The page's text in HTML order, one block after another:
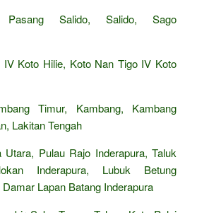
Salido, Salido, Sago
Koto Hilie, Koto Nan Tigo IV Koto
Timur, Kambang, Kambang
Lakitan Tengah
Pulau Rajo Inderapura, Taluk
Inderapura, Lubuk Betung
Lapan Batang Inderapura